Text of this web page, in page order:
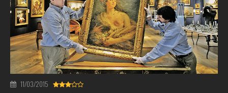
11/03/2015